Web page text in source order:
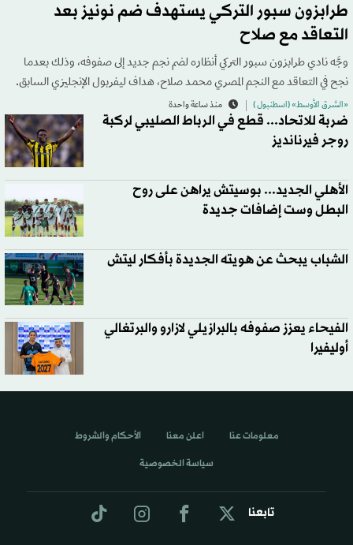
طرابزون سبور التركي يستهدف ضم نونيز بعد
التعاقد مع صلاح
وجَّه نادي طرابزون سبور التركي أنظاره لضم نجم جديد إلى صفوفه، وذلك بعدما
نجح في التعاقد مع النجم المصري محمد صلاح، هداف ليفربول الإنجليزي السابق.
«الشرق الأوسط» (اسطنبول ) منذ ساعة واحدة
ضربة للاتحاد... قطع في الرباط الصليبي لركبة
روجر فيرنانديز
الأهلي الجديد... بوسيتش يراهن على روح
البطل وست إضافات جديدة
الشباب يبحث عن هويته الجديدة بأفكار ليتش
الفيحاء يعزز صفوفه بالبرازيلي لازارو والبرتغالي
أوليفيرا
تابعنا
معلومات عنا اعلن معنا الأحكام والشروط
سياسة الخصوصية